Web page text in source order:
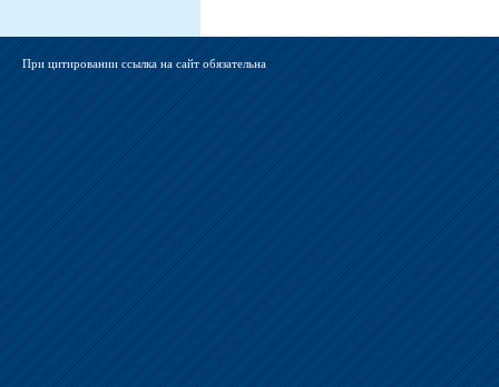
При цитировании ссылка на сайт обязательна